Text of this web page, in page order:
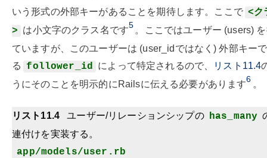
いう形式の外部キーがあることを期待します。ここで <ク
> は小文字のクラス名です5 。ここではユーザー (users)
ていますが、このユーザーは (user_idではなく) 外部キー
る
follower_id によって特定されるので、 リスト11.4
うにそのことを明示的にRailsに伝える必要があります6 。
リスト11.4 ユーザー/リレーションシップの has_many
連付けを実装する。
app/models/user.rb